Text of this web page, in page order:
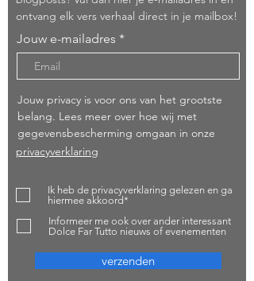
ontvang elk vers verhaal direct in je mailbox!
Jouw e-mailadres
privacyverklaring
Jouw privacy is voor ons van het grootste
belang. Lees meer over hoe wij met
gegevensbescherming omgaan in onze
Ik heb de privacyverklaring gelezen en ga
hiermee akkoord*
Informeer me ook over ander interessant
Dolce Far Tutto nieuws of evenementen
verzenden